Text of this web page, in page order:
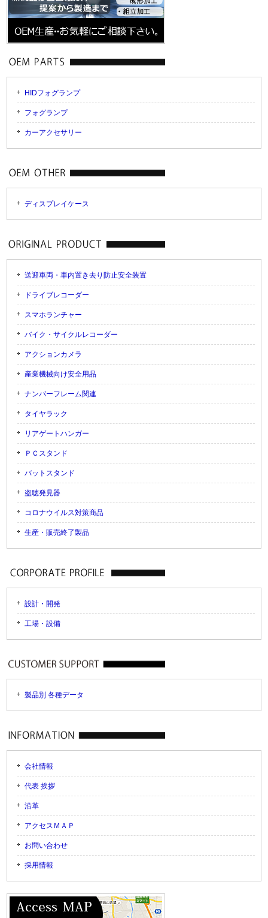
HIDフォグランプ
フォグランプ
カーアクセサリー
ディスプレイケース
送迎車両・車内置き去り防止安全装置
ドライブレコーダー
スマホランチャー
バイク・サイクルレコーダー
アクションカメラ
産業機械向け安全用品
ナンバーフレーム関連
タイヤラック
リアゲートハンガー
ＰＣスタンド
バットスタンド
盗聴発見器
コロナウイルス対策商品
生産・販売終了製品
設計・開発
工場・設備
製品別 各種データ
会社情報
代表 挨拶
沿革
アクセスＭＡＰ
お問い合わせ
採用情報